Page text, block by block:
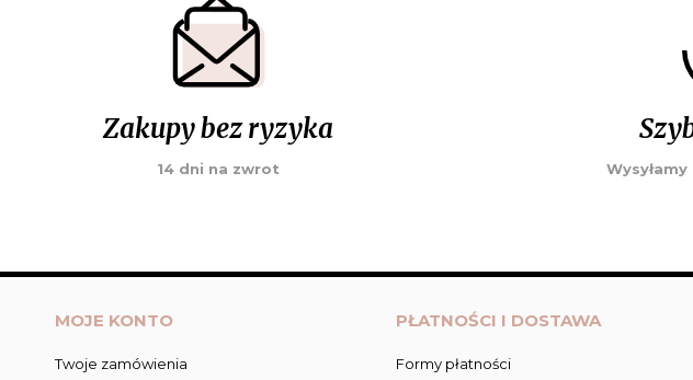
Zakupy bez ryzyka
14 dni na zwrot
MOJE KONTO
Twoje zamówienia
PŁATNOŚCI I DOSTAWA
Formy płatności